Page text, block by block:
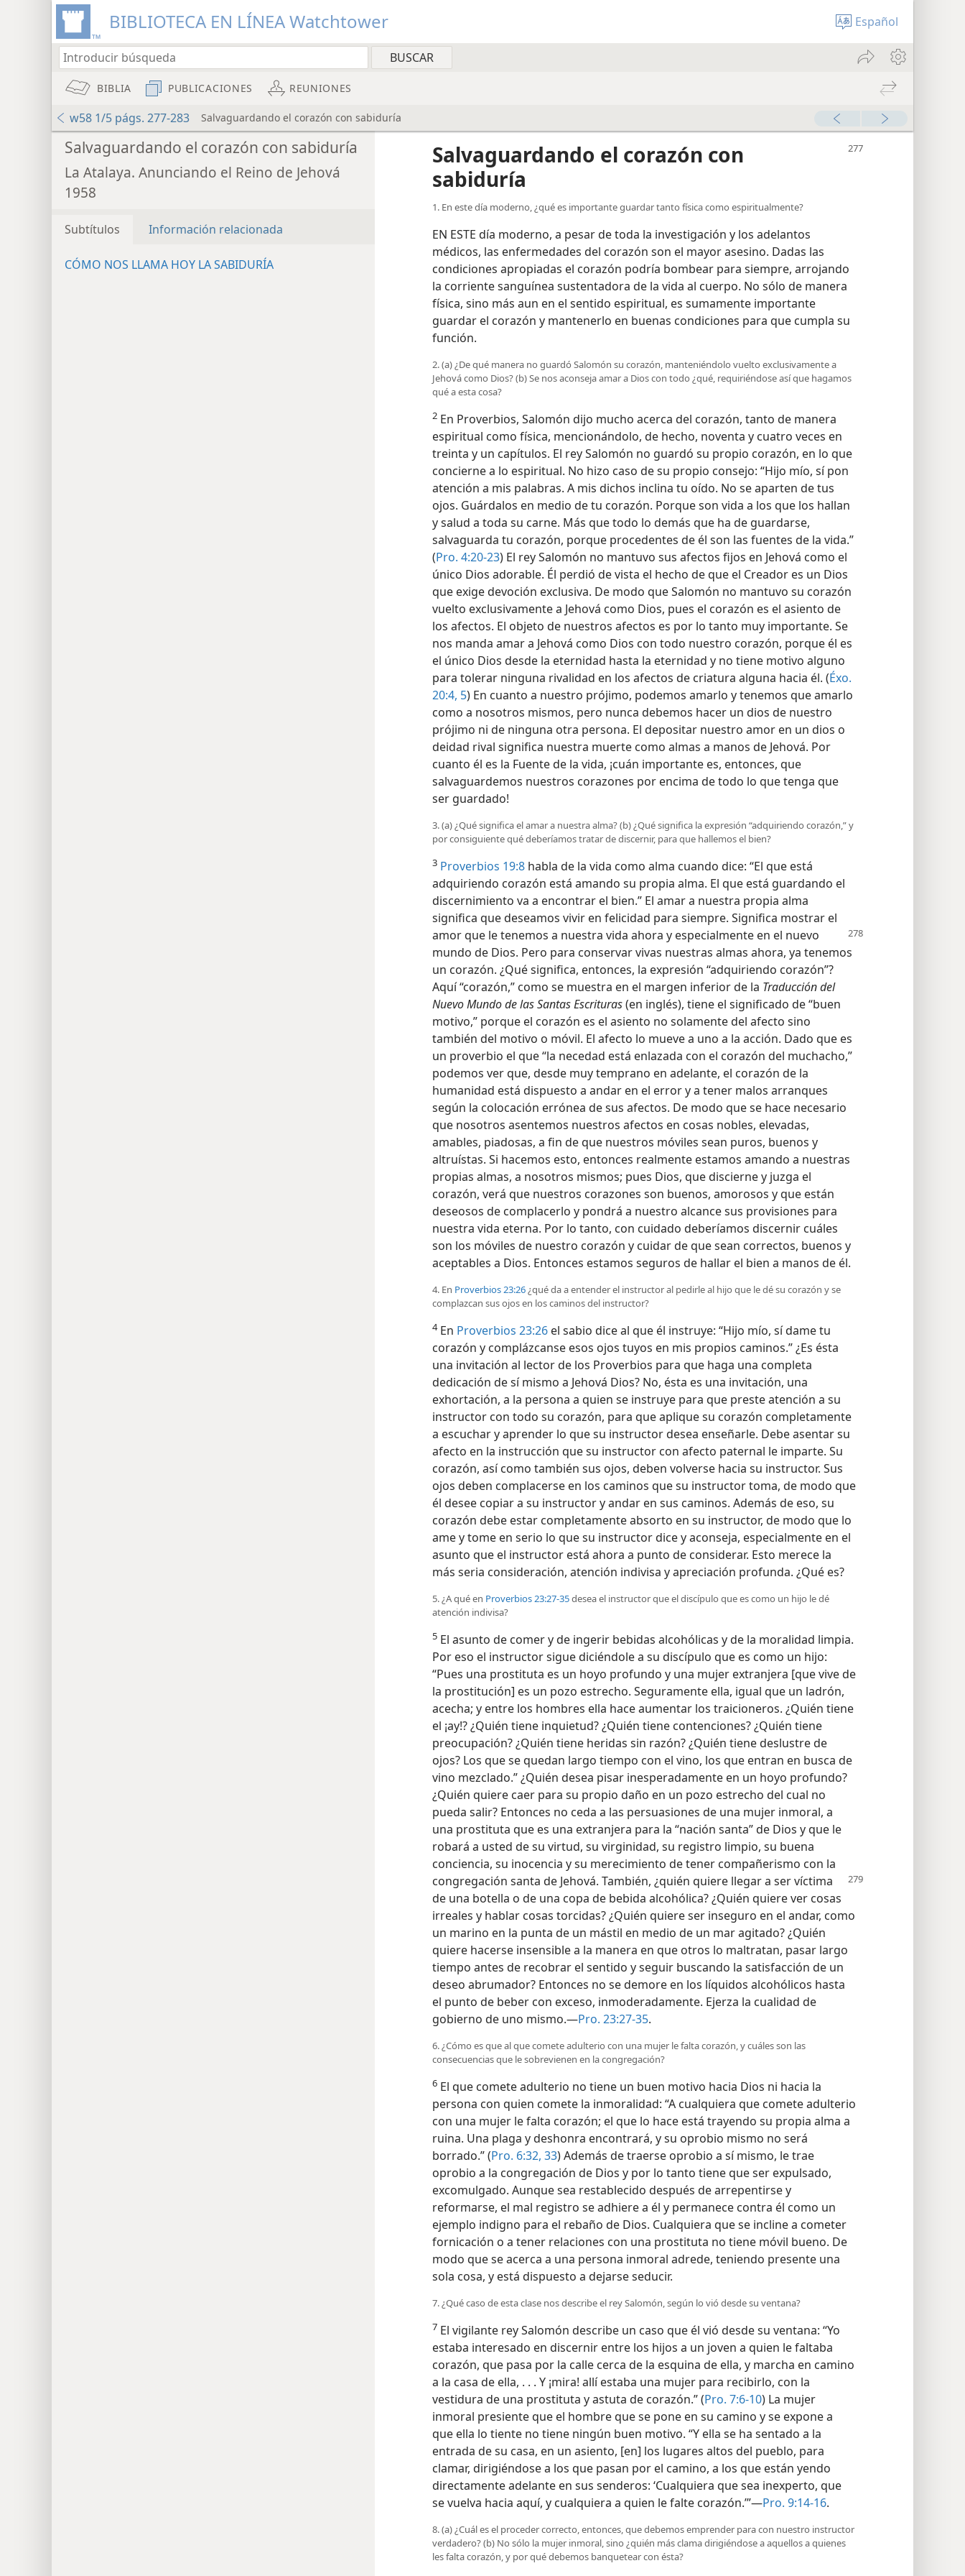
BIBLIOTECA EN LÍNEA Watchtower Español
BIBLIA PUBLICACIONES REUNIONES
w58 1/5 págs. 277-283 Salvaguardando el corazón con sabiduría
Salvaguardando el corazón con sabiduría
La Atalaya. Anunciando el Reino de Jehová
1958
Subtítulos Información relacionada
CÓMO NOS LLAMA HOY LA SABIDURÍA
Salvaguardando el corazón con
sabiduría
1. En este día moderno, ¿qué es importante guardar tanto física como espiritualmente?
EN ESTE día moderno, a pesar de toda la investigación y los adelantos
médicos, las enfermedades del corazón son el mayor asesino. Dadas las
condiciones apropiadas el corazón podría bombear para siempre, arrojando
la corriente sanguínea sustentadora de la vida al cuerpo. No sólo de manera
física, sino más aun en el sentido espiritual, es sumamente importante
guardar el corazón y mantenerlo en buenas condiciones para que cumpla su
función.
2. (a) ¿De qué manera no guardó Salomón su corazón, manteniéndolo vuelto exclusivamente a
Jehová como Dios? (b) Se nos aconseja amar a Dios con todo ¿qué, requiriéndose así que hagamos
qué a esta cosa?
2 En Proverbios, Salomón dijo mucho acerca del corazón, tanto de manera
espiritual como física, mencionándolo, de hecho, noventa y cuatro veces en
treinta y un capítulos. El rey Salomón no guardó su propio corazón, en lo que
concierne a lo espiritual. No hizo caso de su propio consejo: “Hijo mío, sí pon
atención a mis palabras. A mis dichos inclina tu oído. No se aparten de tus
ojos. Guárdalos en medio de tu corazón. Porque son vida a los que los hallan
y salud a toda su carne. Más que todo lo demás que ha de guardarse,
salvaguarda tu corazón, porque procedentes de él son las fuentes de la vida.”
(Pro. 4:20-23) El rey Salomón no mantuvo sus afectos fijos en Jehová como el
único Dios adorable. Él perdió de vista el hecho de que el Creador es un Dios
que exige devoción exclusiva. De modo que Salomón no mantuvo su corazón
vuelto exclusivamente a Jehová como Dios, pues el corazón es el asiento de
los afectos. El objeto de nuestros afectos es por lo tanto muy importante. Se
nos manda amar a Jehová como Dios con todo nuestro corazón, porque él es
el único Dios desde la eternidad hasta la eternidad y no tiene motivo alguno
para tolerar ninguna rivalidad en los afectos de criatura alguna hacia él. (Éxo.
20:4, 5) En cuanto a nuestro prójimo, podemos amarlo y tenemos que amarlo
como a nosotros mismos, pero nunca debemos hacer un dios de nuestro
prójimo ni de ninguna otra persona. El depositar nuestro amor en un dios o
deidad rival significa nuestra muerte como almas a manos de Jehová. Por
cuanto él es la Fuente de la vida, ¡cuán importante es, entonces, que
salvaguardemos nuestros corazones por encima de todo lo que tenga que
ser guardado!
3. (a) ¿Qué significa el amar a nuestra alma? (b) ¿Qué significa la expresión “adquiriendo corazón,” y
por consiguiente qué deberíamos tratar de discernir, para que hallemos el bien?
3 Proverbios 19:8 habla de la vida como alma cuando dice: “El que está
adquiriendo corazón está amando su propia alma. El que está guardando el
discernimiento va a encontrar el bien.” El amar a nuestra propia alma
significa que deseamos vivir en felicidad para siempre. Significa mostrar el
amor que le tenemos a nuestra vida ahora y especialmente en el nuevo
mundo de Dios. Pero para conservar vivas nuestras almas ahora, ya tenemos
un corazón. ¿Qué significa, entonces, la expresión “adquiriendo corazón”?
Aquí “corazón,” como se muestra en el margen inferior de la Traducción del
Nuevo Mundo de las Santas Escrituras(en inglés), tiene el significado de “buen
motivo,” porque el corazón es el asiento no solamente del afecto sino
también del motivo o móvil. El afecto lo mueve a uno a la acción. Dado que es
un proverbio el que “la necedad está enlazada con el corazón del muchacho,”
podemos ver que, desde muy temprano en adelante, el corazón de la
humanidad está dispuesto a andar en el error y a tener malos arranques
según la colocación errónea de sus afectos. De modo que se hace necesario
que nosotros asentemos nuestros afectos en cosas nobles, elevadas,
amables, piadosas, a fin de que nuestros móviles sean puros, buenos y
altruístas. Si hacemos esto, entonces realmente estamos amando a nuestras
propias almas, a nosotros mismos; pues Dios, que discierne y juzga el
corazón, verá que nuestros corazones son buenos, amorosos y que están
deseosos de complacerlo y pondrá a nuestro alcance sus provisiones para
nuestra vida eterna. Por lo tanto, con cuidado deberíamos discernir cuáles
son los móviles de nuestro corazón y cuidar de que sean correctos, buenos y
aceptables a Dios. Entonces estamos seguros de hallar el bien a manos de él.
4. En Proverbios 23:26¿qué da a entender el instructor al pedirle al hijo que le dé su corazón y se
complazcan sus ojos en los caminos del instructor?
4En Proverbios 23:26 el sabio dice al que él instruye: “Hijo mío, sí dame tu
corazón y complázcanse esos ojos tuyos en mis propios caminos.” ¿Es ésta
una invitación al lector de los Proverbios para que haga una completa
dedicación de sí mismo a Jehová Dios? No, ésta es una invitación, una
exhortación, a la persona a quien se instruye para que preste atención a su
instructor con todo su corazón, para que aplique su corazón completamente
a escuchar y aprender lo que su instructor desea enseñarle. Debe asentar su
afecto en la instrucción que su instructor con afecto paternal le imparte. Su
corazón, así como también sus ojos, deben volverse hacia su instructor. Sus
ojos deben complacerse en los caminos que su instructor toma, de modo que
él desee copiar a su instructor y andar en sus caminos. Además de eso, su
corazón debe estar completamente absorto en su instructor, de modo que lo
ame y tome en serio lo que su instructor dice y aconseja, especialmente en el
asunto que el instructor está ahora a punto de considerar. Esto merece la
más seria consideración, atención indivisa y apreciación profunda. ¿Qué es?
5. ¿A qué en Proverbios 23:27-35desea el instructor que el discípulo que es como un hijo le dé
atención indivisa?
5 El asunto de comer y de ingerir bebidas alcohólicas y de la moralidad limpia.
Por eso el instructor sigue diciéndole a su discípulo que es como un hijo:
“Pues una prostituta es un hoyo profundo y una mujer extranjera [que vive de
la prostitución] es un pozo estrecho. Seguramente ella, igual que un ladrón,
acecha; y entre los hombres ella hace aumentar los traicioneros. ¿Quién tiene
el ¡ay!? ¿Quién tiene inquietud? ¿Quién tiene contenciones? ¿Quién tiene
preocupación? ¿Quién tiene heridas sin razón? ¿Quién tiene deslustre de
ojos? Los que se quedan largo tiempo con el vino, los que entran en busca de
vino mezclado.” ¿Quién desea pisar inesperadamente en un hoyo profundo?
¿Quién quiere caer para su propio daño en un pozo estrecho del cual no
pueda salir? Entonces no ceda a las persuasiones de una mujer inmoral, a
una prostituta que es una extranjera para la “nación santa” de Dios y que le
robará a usted de su virtud, su virginidad, su registro limpio, su buena
conciencia, su inocencia y su merecimiento de tener compañerismo con la
congregación santa de Jehová. También, ¿quién quiere llegar a ser víctima
de una botella o de una copa de bebida alcohólica? ¿Quién quiere ver cosas
irreales y hablar cosas torcidas? ¿Quién quiere ser inseguro en el andar, como
un marino en la punta de un mástil en medio de un mar agitado? ¿Quién
quiere hacerse insensible a la manera en que otros lo maltratan, pasar largo
tiempo antes de recobrar el sentido y seguir buscando la satisfacción de un
deseo abrumador? Entonces no se demore en los líquidos alcohólicos hasta
el punto de beber con exceso, inmoderadamente. Ejerza la cualidad de
gobierno de uno mismo.—Pro. 23:27-35.
6. ¿Cómo es que al que comete adulterio con una mujer le falta corazón, y cuáles son las
consecuencias que le sobrevienen en la congregación?
6 El que comete adulterio no tiene un buen motivo hacia Dios ni hacia la
persona con quien comete la inmoralidad: “A cualquiera que comete adulterio
con una mujer le falta corazón; el que lo hace está trayendo su propia alma a
ruina. Una plaga y deshonra encontrará, y su oprobio mismo no será
borrado.” (Pro. 6:32, 33) Además de traerse oprobio a sí mismo, le trae
oprobio a la congregación de Dios y por lo tanto tiene que ser expulsado,
excomulgado. Aunque sea restablecido después de arrepentirse y
reformarse, el mal registro se adhiere a él y permanece contra él como un
ejemplo indigno para el rebaño de Dios. Cualquiera que se incline a cometer
fornicación o a tener relaciones con una prostituta no tiene móvil bueno. De
modo que se acerca a una persona inmoral adrede, teniendo presente una
sola cosa, y está dispuesto a dejarse seducir.
7. ¿Qué caso de esta clase nos describe el rey Salomón, según lo vió desde su ventana?
7 El vigilante rey Salomón describe un caso que él vió desde su ventana: ‘‘Yo
estaba interesado en discernir entre los hijos a un joven a quien le faltaba
corazón, que pasa por la calle cerca de la esquina de ella, y marcha en camino
a la casa de ella, . . . Y ¡mira! allí estaba una mujer para recibirlo, con la
vestidura de una prostituta y astuta de corazón.” (Pro. 7:6-10) La mujer
inmoral presiente que el hombre que se pone en su camino y se expone a
que ella lo tiente no tiene ningún buen motivo. “Y ella se ha sentado a la
entrada de su casa, en un asiento, [en] los lugares altos del pueblo, para
clamar, dirigiéndose a los que pasan por el camino, a los que están yendo
directamente adelante en sus senderos: ‘Cualquiera que sea inexperto, que
se vuelva hacia aquí, y cualquiera a quien le falte corazón.’”—Pro. 9:14-16.
8. (a) ¿Cuál es el proceder correcto, entonces, que debemos emprender para con nuestro instructor
verdadero? (b) No sólo la mujer inmoral, sino ¿quién más clama dirigiéndose a aquellos a quienes
les falta corazón, y por qué debemos banquetear con ésta?